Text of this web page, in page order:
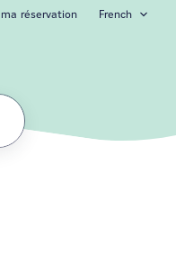
réservation French
City